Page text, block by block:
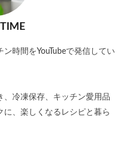
時間をYouTubeで発信してい
、冷凍保存、キッチン愛用品
、楽しくなるレシピと暮ら